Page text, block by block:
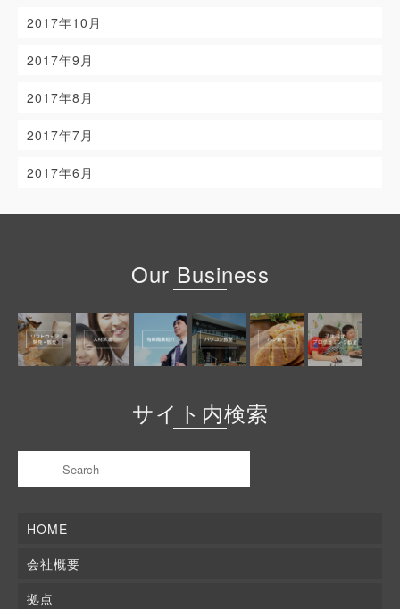
2017年10月
2017年9月
2017年8月
2017年7月
2017年6月
Our Business
サイト内検索
HOME
会社概要
拠点